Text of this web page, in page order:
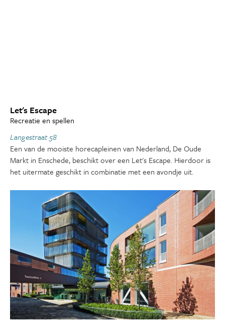
Let's Escape
Recreatie en spellen
Langestraat 58
Een van de mooiste horecapleinen van Nederland, De Oude
Markt in Enschede, beschikt over een Let's Escape. Hierdoor is
het uitermate geschikt in combinatie met een avondje uit.